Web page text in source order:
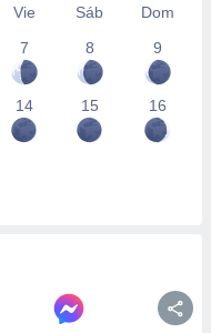
Vie Sáb
Dom
7 8 9
14 15 16